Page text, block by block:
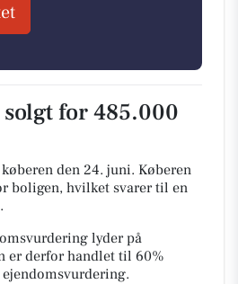
solgt for 485.000
den 24. juni. Køberen
boligen, hvilket svarer til en
lyder på
er derfor handlet til 60%